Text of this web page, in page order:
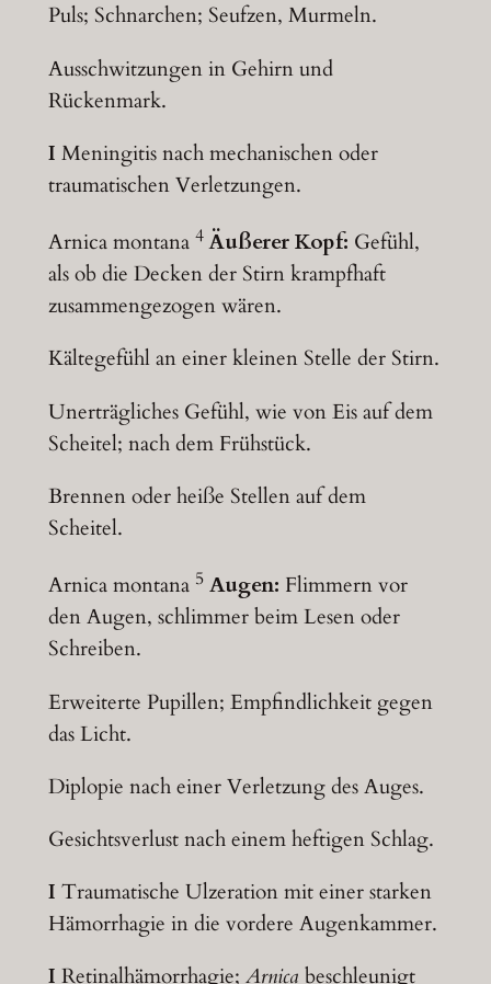
Puls; Schnarchen; Seufzen, Murmeln.
Ausschwitzungen in Gehirn und
Rückenmark.
I Meningitis nach mechanischen oder
traumatischen Verletzungen.
Arnica montana 4 Äußerer Kopf: Gefühl,
als ob die Decken der Stirn krampfhaft
zusammengezogen wären.
Kältegefühl an einer kleinen Stelle der Stirn.
Unerträgliches Gefühl, wie von Eis auf dem
Scheitel; nach dem Frühstück.
Brennen oder heiße Stellen auf dem
Scheitel.
Arnica montana 5 Augen: Flimmern vor
den Augen, schlimmer beim Lesen oder
Schreiben.
Erweiterte Pupillen; Empfindlichkeit gegen
das Licht.
Diplopie nach einer Verletzung des Auges.
Gesichtsverlust nach einem heftigen Schlag.
I Traumatische Ulzeration mit einer starken
Hämorrhagie in die vordere Augenkammer.
I Retinalhämorrhagie; Arnica beschleunigt